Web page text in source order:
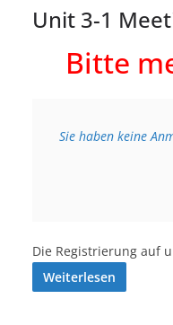
Unit 3-1
Bitte
Sie haben keine
Die Registrierung auf
Weiterlesen